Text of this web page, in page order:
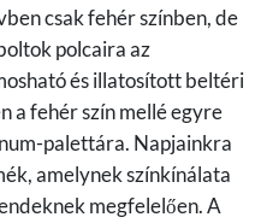
csak fehér színben, de
polcaira az
és illatosított beltéri
a fehér szín mellé egyre
palettára. Napjainkra
amelynek színkínálata
megfelelően. A